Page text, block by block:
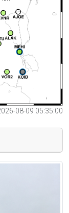
08-09 05:35:00